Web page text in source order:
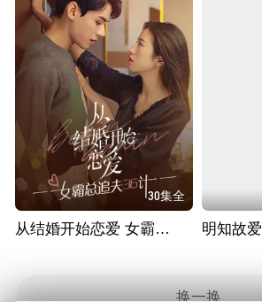
30集全
从结婚开始恋爱 女霸总追夫36计 明知故爱
换一换